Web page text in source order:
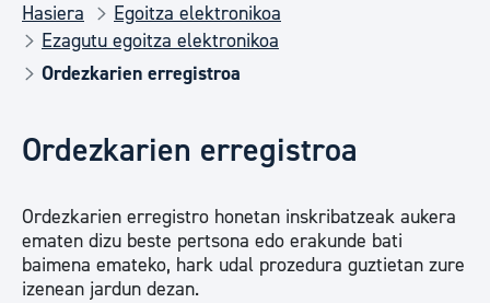
Hasiera
Egoitza elektronikoa
Ezagutu egoitza elektronikoa
Ordezkarien erregistroa
Ordezkarien erregistroa
Ordezkarien erregistro honetan inskribatzeak aukera
ematen dizu beste pertsona edo erakunde bati
baimena emateko, hark udal prozedura guztietan zure
izenean jardun dezan.